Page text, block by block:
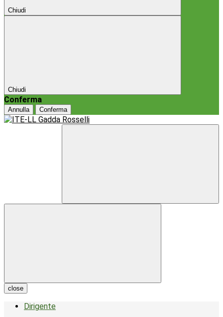
Chiudi
Chiudi
Conferma
Annulla Conferma
close
Dirigente